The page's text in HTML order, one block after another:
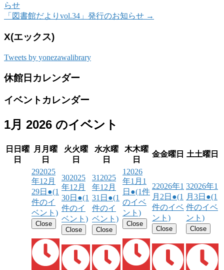
らせ
「図書館だよりvol.34」発行のお知らせ →
X(エックス)
Tweets by yonezawalibrary
休館日カレンダー
イベントカレンダー
1月 2026 のイベント
日 日曜
日
月 月曜
日
火火曜
日
水水曜
日
木木曜
日
金金曜日 土土曜日
292025
年12月
29日 ●(1
件のイ
ベント)
Close
302025
年12月
30日 ●(1
件のイ
ベント)
Close
31 2025
年12月
31日 ●(1
件のイ
ベント)
Close
1 2026
年1月1
日 ●(1件
のイベ
ント)
Close
22026年1
月2日 ●(1
件のイベ
ント)
Close
32026年1
月3日 ●(1
件のイベ
ント)
Close